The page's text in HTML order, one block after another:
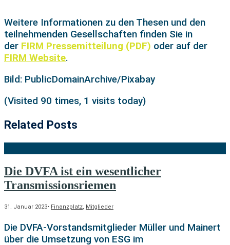
Weitere Informationen zu den Thesen und den
teilnehmenden Gesellschaften finden Sie in
der FIRM Pressemitteilung (PDF) oder auf der
FIRM Website.
Bild: PublicDomainArchive/Pixabay
(Visited 90 times, 1 visits today)
Related Posts
Die DVFA ist ein wesentlicher
Transmissionsriemen
31. Januar 2023• Finanzplatz, Mitglieder
Die DVFA-Vorstandsmitglieder Müller und Mainert
über die Umsetzung von ESG im